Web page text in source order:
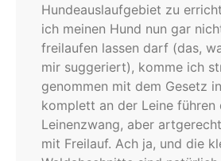
Hundeauslaufgebiet zu
ich meinen Hund nun gar
freilaufen lassen darf (das,
mir suggeriert), komme ich
genommen mit dem Gesetz
komplett an der Leine führen
Leinenzwang, aber
mit Freilauf. Ach ja, und die